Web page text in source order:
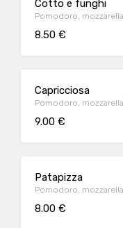
Cotto e funghi
Pomodoro,
8.50 €
Capricciosa
Pomodoro,
9.00 €
Patapizza
Pomodoro,
8.00 €